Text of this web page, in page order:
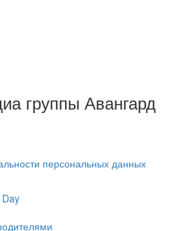
группы Авангард
персональных данных